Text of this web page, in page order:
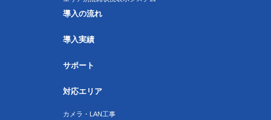
導入の流れ
導入実績
サポート
対応エリア
カメラ・LAN工事